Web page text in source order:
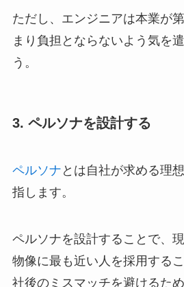
ただし、エンジニアは本業が
まり負担とならないよう気を
う。
3. ペルソナを設計する
ペルソナ とは自社が求める理
指します。
ペルソナを設計することで、
物像に最も近い人を採用する
社後のミスマッチを避けるた